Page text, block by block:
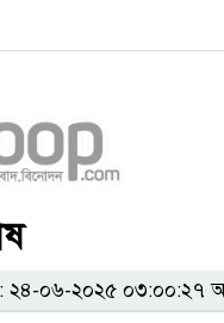
০৬-২০২৫ ০৩:০০:২৭